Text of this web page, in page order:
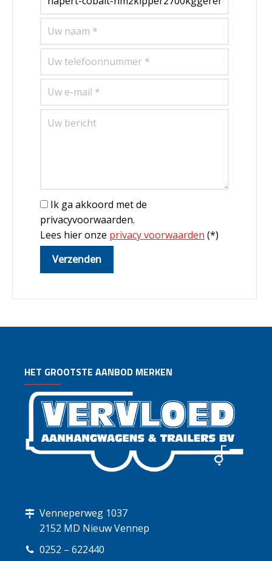
Ik ga akkoord met de
privacyvoorwaarden.
Lees hier onze privacy voorwaarden (*)
HET GROOTSTE AANBOD MERKEN
Venneperweg 1037
2152 MD Nieuw Vennep
0252 – 622440